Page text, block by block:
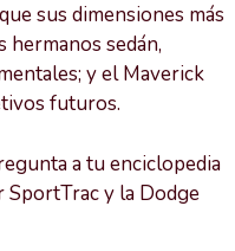
sus dimensiones más
hermanos sedán,
y el Maverick
futuros.
a tu enciclopedia
SportTrac y la Dodge